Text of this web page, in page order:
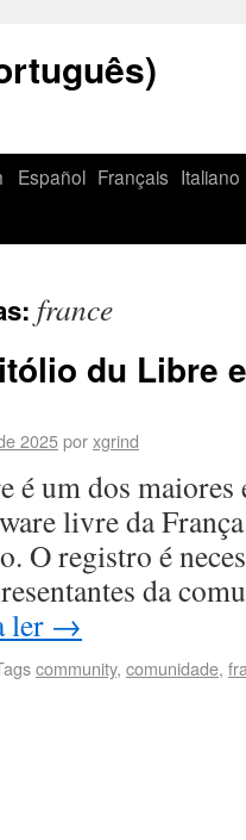
Español Français Italiano
france
du Libre
2025porxgrind
um dos maiores
livre da
O registro é
da
ler →
community, comunidade,